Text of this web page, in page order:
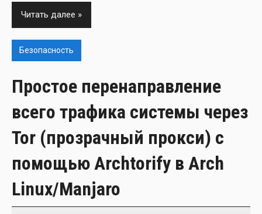
Читать далее
Безопасность
Простое перенаправление
всего трафика системы через
Tor (прозрачный прокси) с
помощью Archtorify в Arch
Linux/Manjaro